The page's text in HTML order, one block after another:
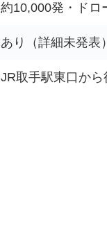
約10,000発・ドロ
あり（詳細未発表）
JR取手駅東口から